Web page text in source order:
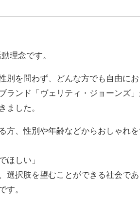
理念です。
別を問わず、どんな方でも自由に
ランド「ヴェリティ・ジョーンズ
ました。
方、性別や年齢などからおしゃれ
ほしい」
選択肢を望むことができる社会であ
す。